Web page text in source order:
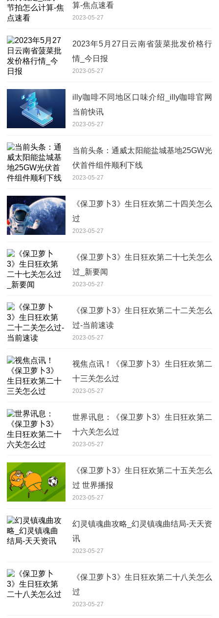
算-焦点速看
2023-05-27
2023年5月27日云南省菠菜批发价格行
情_今日报
2023-05-27
illy咖啡不同地区口味介绍_illy咖啡官网
当前快讯
2023-05-27
当前头条：通威太阳能盐城基地25GW光
伏首件组件顺利下线
2023-05-27
《保卫萝卜3》生日狂欢第二十四关怎么
过
2023-05-27
《保卫萝卜3》生日狂欢第二十七关怎么
过_新要闻
2023-05-27
《保卫萝卜3》生日狂欢第二十二关怎么
过-当前速读
2023-05-27
视焦点讯！《保卫萝卜3》生日狂欢第二
十三关怎么过
2023-05-27
世界讯息：《保卫萝卜3》生日狂欢第二
十六关怎么过
2023-05-27
《保卫萝卜3》生日狂欢第二十五关怎么
过 世界播报
2023-05-27
幻灵镇魂曲攻略_幻灵镇魂曲结局-天天资
讯
2023-05-27
《保卫萝卜3》生日狂欢第二十八关怎么
过
2023-05-27